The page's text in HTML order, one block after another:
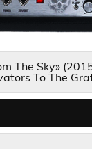
The Sky»
To The